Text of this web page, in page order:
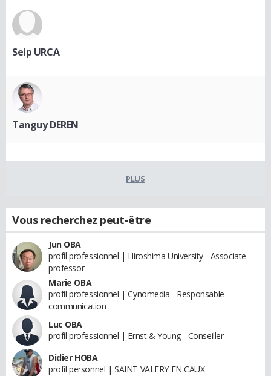
Seip URCA
Tanguy DEREN
PLUS
Vous recherchez peut-être
Jun OBA
profil professionnel | Hiroshima University - Associate
professor
Marie OBA
profil professionnel | Cynomedia - Responsable
communication
Luc OBA
profil professionnel | Ernst & Young - Conseiller
Didier HOBA
profil personnel | SAINT VALERY EN CAUX